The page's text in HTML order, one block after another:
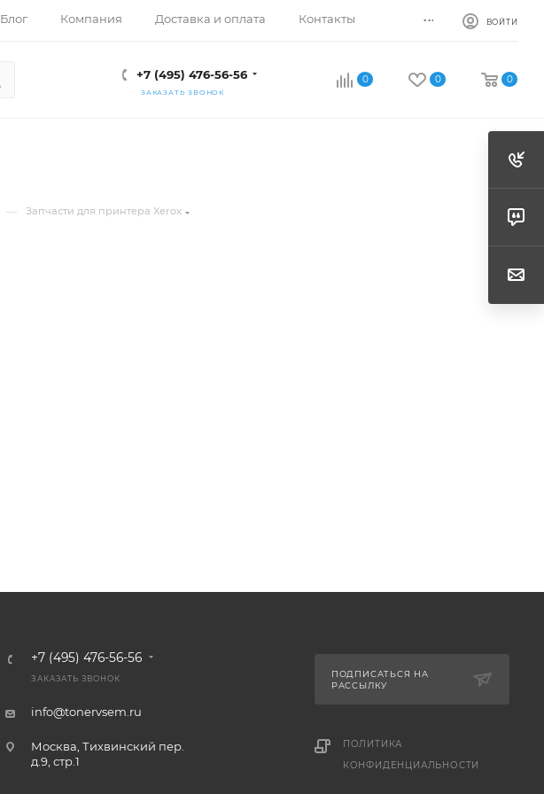
Блог Компания Доставка и оплата Контакты ... ВОЙТИ
+7 (495) 476-56-56
ЗАКАЗАТЬ ЗВОНОК
0 0 0
— Запчасти для принтера Xerox
+7 (495) 476-56-56
ЗАКАЗАТЬ ЗВОНОК
info@tonervsem.ru
Москва, Тихвинский пер.
д.9, стр.1
ПОДПИСАТЬСЯ НА
РАССЫЛКУ
ПОЛИТИКА
КОНФИДЕНЦИАЛЬНОСТИ